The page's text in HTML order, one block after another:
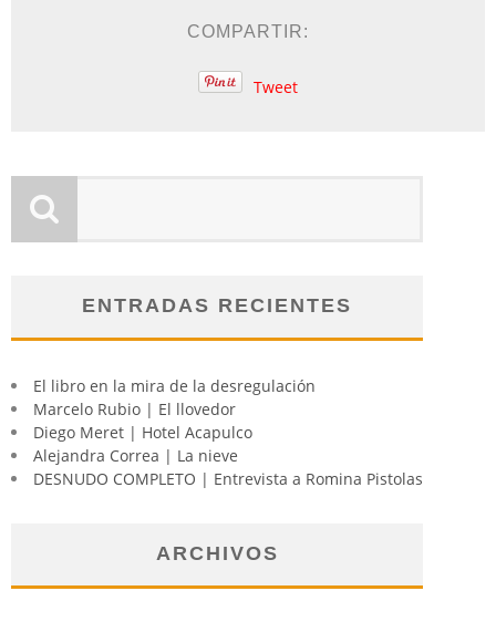
COMPARTIR:
Tweet
ENTRADAS RECIENTES
El libro en la mira de la desregulación
Marcelo Rubio | El llovedor
Diego Meret | Hotel Acapulco
Alejandra Correa | La nieve
DESNUDO COMPLETO | Entrevista a Romina Pistolas
ARCHIVOS